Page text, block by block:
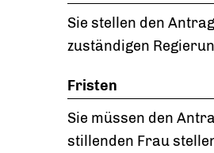
Sie stellen den
zuständigen
Fristen
Sie müssen den
stillenden Frau